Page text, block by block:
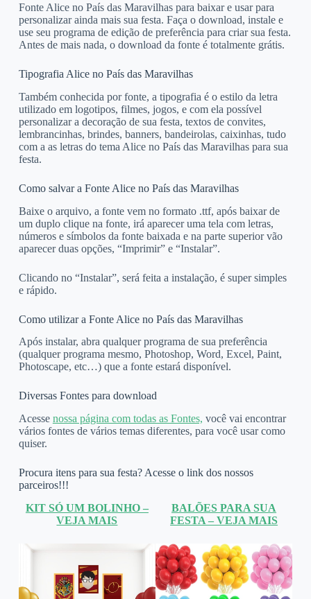
Fonte Alice no País das Maravilhas para baixar e usar para
personalizar ainda mais sua festa. Faça o download, instale e
use seu programa de edição de preferência para criar sua festa.
Antes de mais nada, o download da fonte é totalmente grátis.
Tipografia Alice no País das Maravilhas
Também conhecida por fonte, a tipografia é o estilo da letra
utilizado em logotipos, filmes, jogos, e com ela possível
personalizar a decoração de sua festa, textos de convites,
lembrancinhas, brindes, banners, bandeirolas, caixinhas, tudo
com a as letras do tema Alice no País das Maravilhas para sua
festa.
Como salvar a Fonte Alice no País das Maravilhas
Baixe o arquivo, a fonte vem no formato .ttf, após baixar de
um duplo clique na fonte, irá aparecer uma tela com letras,
números e símbolos da fonte baixada e na parte superior vão
aparecer duas opções, “Imprimir” e “Instalar”.
Clicando no “Instalar”, será feita a instalação, é super simples
e rápido.
Como utilizar a Fonte Alice no País das Maravilhas
Após instalar, abra qualquer programa de sua preferência
(qualquer programa mesmo, Photoshop, Word, Excel, Paint,
Photoscape, etc…) que a fonte estará disponível.
Diversas Fontes para download
Acesse nossa página com todas as Fontes, você vai encontrar
vários fontes de vários temas diferentes, para você usar como
quiser.
Procura itens para sua festa? Acesse o link dos nossos
parceiros!!!
KIT SÓ UM BOLINHO –
VEJA MAIS
BALÕES PARA SUA
FESTA – VEJA MAIS